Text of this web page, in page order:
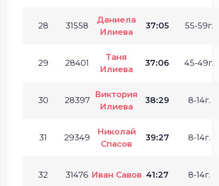
28 31558
Даниела
Илиева
37:05 55-59г.
29 28401
Таня
Илиева
37:06 45-49г.
30 28397
Виктория
Илиева
38:29 8-14г.
31 29349
Николай
Спасов
39:27 8-14г.
32 31476 Иван Савов 41:27 8-14г.